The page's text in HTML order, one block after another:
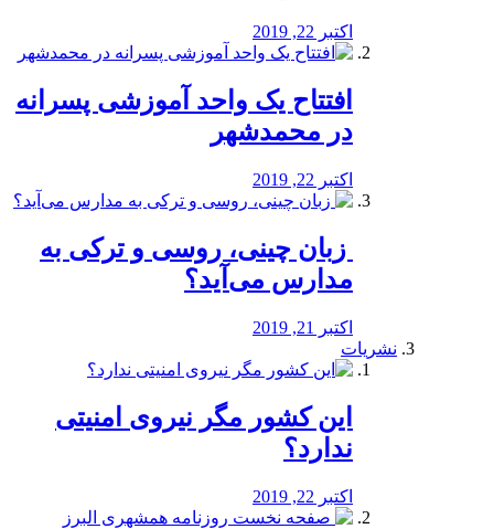
اکتبر 22, 2019
افتتاح یک واحد آموزشی پسرانه
در محمدشهر
اکتبر 22, 2019
️ زبان چینی، روسی و ترکی به
مدارس می‌آید؟
اکتبر 21, 2019
نشریات
این کشور مگر نیروی امنیتی
ندارد؟
اکتبر 22, 2019